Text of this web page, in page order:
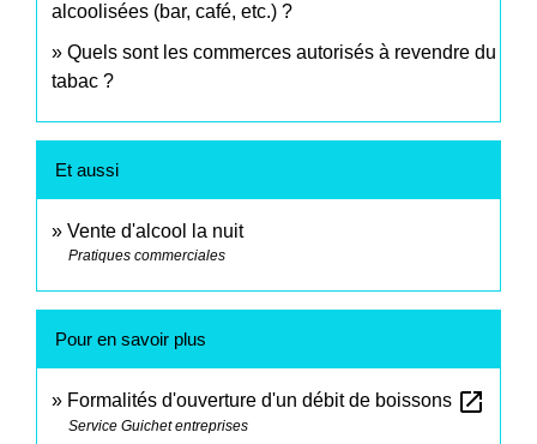
alcoolisées (bar, café, etc.) ?
Quels sont les commerces autorisés à revendre du
tabac ?
Et aussi
Vente d'alcool la nuit
Pratiques commerciales
Pour en savoir plus
Formalités d'ouverture d'un débit de boissons open_in_new
Service Guichet entreprises